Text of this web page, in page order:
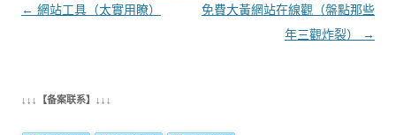
文
← 網站工具（太實用瞭）
免費大黃網站在線觀（盤點那些
年三觀炸裂）
→
↓↓↓【备案联系】↓↓↓